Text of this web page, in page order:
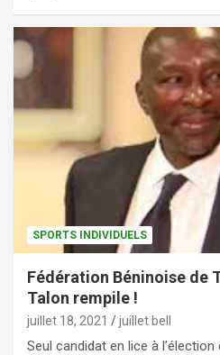
SPORTS INDIVIDUELS
Fédération Béninoise de
Talon rempile !
juillet 18, 2021 juillet bell
Seul candidat en lice à